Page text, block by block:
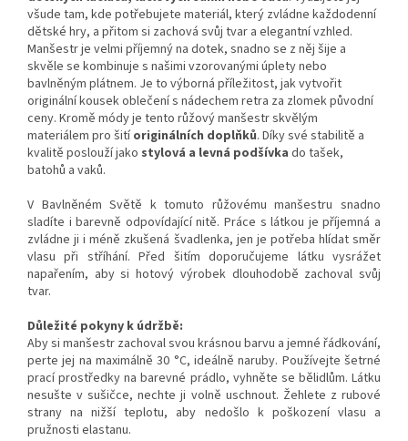
všude tam, kde potřebujete materiál, který zvládne každodenní
dětské hry, a přitom si zachová svůj tvar a elegantní vzhled.
Manšestr je velmi příjemný na dotek, snadno se z něj šije a
skvěle se kombinuje s našimi vzorovanými úplety nebo
bavlněným plátnem. Je to výborná příležitost, jak vytvořit
originální kousek oblečení s nádechem retra za zlomek původní
ceny. Kromě módy je tento růžový manšestr skvělým
materiálem pro šitíoriginálních doplňků. Díky své stabilitě a
kvalitě poslouží jako stylová a levná podšívka do tašek,
batohů a vaků.
V Bavlněném Světě k tomuto růžovému manšestru snadno
sladíte i barevně odpovídající nitě. Práce s látkou je příjemná a
zvládne ji i méně zkušená švadlenka, jen je potřeba hlídat směr
vlasu při stříhání. Před šitím doporučujeme látku vysrážet
napařením, aby si hotový výrobek dlouhodobě zachoval svůj
tvar.
Důležité pokyny k údržbě:
Aby si manšestr zachoval svou krásnou barvu a jemné řádkování,
perte jej na maximálně 30 °C, ideálně naruby. Používejte šetrné
prací prostředky na barevné prádlo, vyhněte se bělidlům. Látku
nesušte v sušičce, nechte ji volně uschnout. Žehlete z rubové
strany na nižší teplotu, aby nedošlo k poškození vlasu a
pružnosti elastanu.